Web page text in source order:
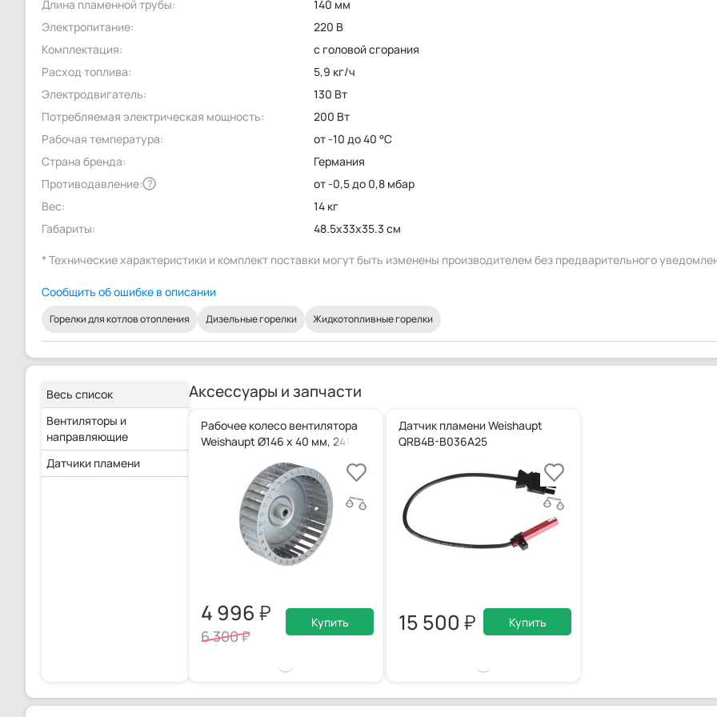
Длина пламенной трубы:
140 мм
Электропитание:
220 В
Комплектация:
с головой сгорания
Расход топлива:
5,9 кг/ч
Электродвигатель:
130 Вт
Потребляемая электрическая мощность:
200 Вт
Рабочая температура:
от -10 до 40 °C
Страна бренда:
Германия
Противодавление: ?
от -0,5 до 0,8 мбар
Вес:
14 кг
Габариты:
48.5x33x35.3 см
* Технические характеристики и комплект поставки могут быть изменены производителем без предварительного
Сообщить об ошибке в описании
Горелки для котлов отопления Дизельные горелки Жидкотопливные горелки
Весь список
Вентиляторы и
направляющие
Датчики пламени
Аксессуары и запчасти
Рабочее колесо вентилятора
Weishaupt Ø146 x 40 мм, 24111008032
4 996
6 300
Купить
Датчик пламени Weishaupt
QRB4B-B036A25
15 500 Купить